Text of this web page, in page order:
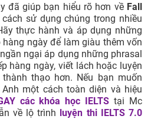
đã giúp bạn hiểu rõ hơn về Fall
sử dụng chúng trong nhiều
thực hành và áp dụng những
ngày để làm giàu thêm vốn
ngại áp dụng những phrasal
hàng ngày, viết lách hoặc luyện
thạo hơn. Nếu bạn muốn
một cách toàn diện và hiệu
các khóa học IELTS tại Mc
về lộ trình luyện thi IELTS 7.0